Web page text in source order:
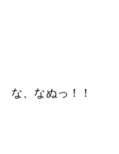
な、なぬっ！！